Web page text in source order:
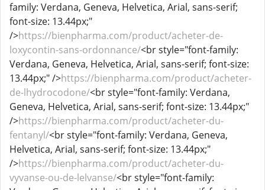
family: Verdana, Geneva, Helvetica, Arial, sans-serif;
font-size: 13.44px;"
/>https://bienpharma.com/product/acheter-de-
loxycontin-sans-ordonnance/<br style="font-family:
Verdana, Geneva, Helvetica, Arial, sans-serif; font-size:
13.44px;" />https://bienpharma.com/product/acheter-
de-lhydrocodone/<br style="font-family: Verdana,
Geneva, Helvetica, Arial, sans-serif; font-size: 13.44px;"
/>https://bienpharma.com/product/acheter-du-
fentanyl/<br style="font-family: Verdana, Geneva,
Helvetica, Arial, sans-serif; font-size: 13.44px;"
/>https://bienpharma.com/product/acheter-du-
vyvanse-ou-de-lelvanse/<br style="font-family: